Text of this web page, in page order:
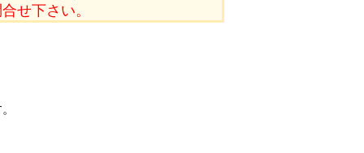
せ下さい。